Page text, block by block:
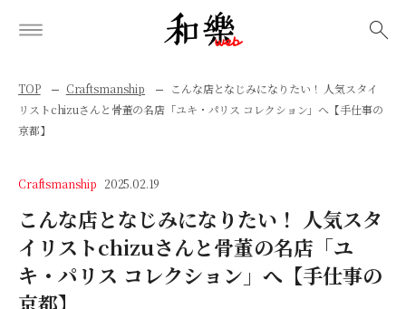
TOP Craftsmanship
こんな店となじみになりたい！ 人気スタイ
リストchizuさんと骨董の名店「ユキ・パリス コレクション」へ【手仕事の
京都】
Craftsmanship 2025.02.19
こんな店となじみになりたい！ 人気スタ
イリストchizuさんと骨董の名店「ユ
キ・パリス コレクション」へ【手仕事の
京都】